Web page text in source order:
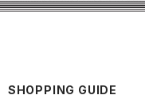
SHOPPING GUIDE